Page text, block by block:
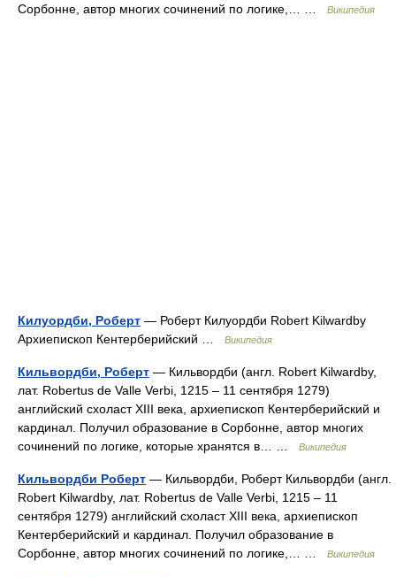
Сорбонне, автор многих сочинений по логике,… …
Википедия
Килуордби, Роберт — Роберт Килуордби Robert Kilwardby
Архиепископ Кентерберийский …
Википедия
Кильвордби, Роберт — Кильвордби (англ. Robert Kilwardby,
лат. Robertus de Valle Verbi, 1215 – 11 сентября 1279)
английский схоласт XIII века, архиепископ Кентерберийский и
кардинал. Получил образование в Сорбонне, автор многих
сочинений по логике, которые хранятся в… …
Википедия
Кильвордби Роберт — Кильвордби, Роберт Кильвордби (англ.
Robert Kilwardby, лат. Robertus de Valle Verbi, 1215 – 11
сентября 1279) английский схоласт XIII века, архиепископ
Кентерберийский и кардинал. Получил образование в
Сорбонне, автор многих сочинений по логике,… …
Википедия